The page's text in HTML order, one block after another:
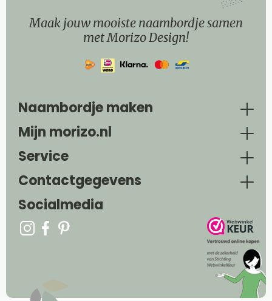
Maak jouw mooiste naambordje samen
met Morizo Design!
Naambordje maken
Mijn morizo.nl
Service
Contactgegevens
Socialmedia